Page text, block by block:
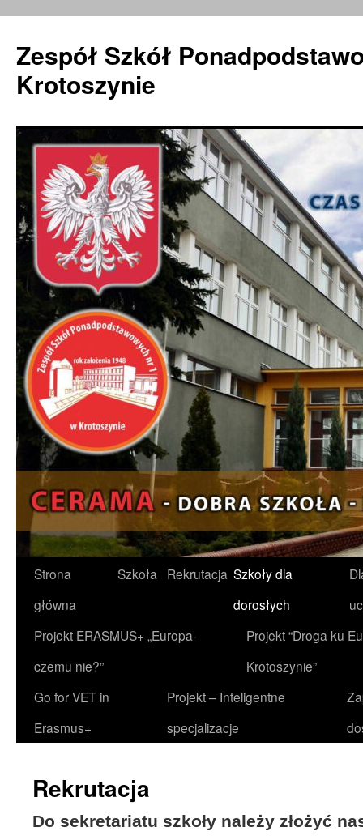
Zespół Szkół
Krotoszynie
Przejdź
do
treści
Strona
główna
Szkoła Rekrutacja Szkoły dla
dorosłych
Projekt ERASMUS+ „Europa-
czemu nie?”
Projekt “Droga ku
Krotoszynie”
Go for VET in
Erasmus+
Projekt – Inteligentne
specjalizacje
Rekrutacja
Do sekretariatu szkoły należy złożyć